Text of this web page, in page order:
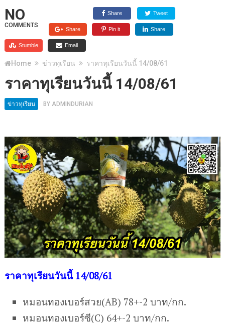
NO
COMMENTS
Share Tweet
Share Pin it Share
Stumble Email
Home ข่าวทุเรียน ราคาทุเรียนวันนี้ 14/08/61
ราคาทุเรียนวันนี้ 14/08/61
ข่าวทุเรียน BY ADMINDURIAN
ราคาทุเรียนวันนี้ 14/08/61
หมอนทองเบอร์สวย(AB) 78+-2 บาท/กก.
หมอนทองเบอร์ซี(C) 64+-2 บาท/กก.